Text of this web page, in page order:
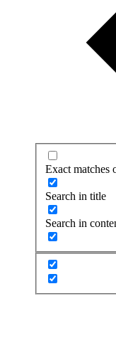
Exact matches
Search in title
Search in